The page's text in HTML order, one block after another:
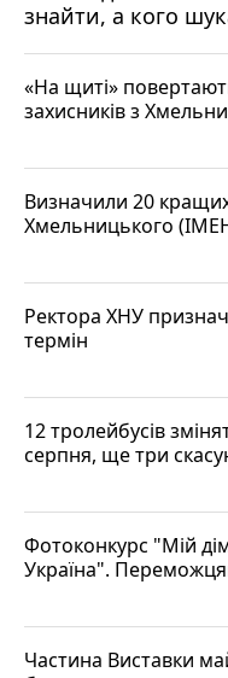
знайти, а кого
«На щиті»
захисників з
Визначили 20
Хмельницького
Ректора ХНУ
термін
12 тролейбусів
серпня, ще три
Фотоконкурс "Мій
Україна".
Частина Виставки